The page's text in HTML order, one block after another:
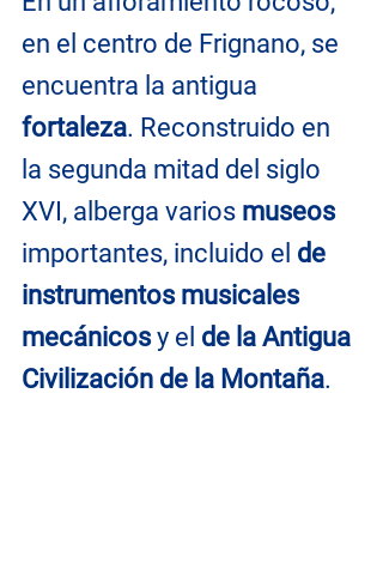
en el centro de Frignano, se
encuentra la antigua
fortaleza. Reconstruido en
la segunda mitad del siglo
XVI, alberga varios museos
importantes, incluido el de
instrumentos musicales
mecánicos y el de la Antigua
Civilización de la Montaña.